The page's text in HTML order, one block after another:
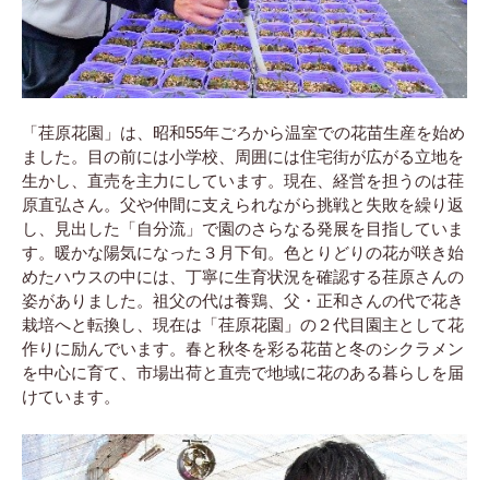
「荏原花園」は、昭和55年ごろから温室での花苗生産を始め
ました。目の前には小学校、周囲には住宅街が広がる立地を
生かし、直売を主力にしています。現在、経営を担うのは荏
原直弘さん。父や仲間に支えられながら挑戦と失敗を繰り返
し、見出した「自分流」で園のさらなる発展を目指していま
す。暖かな陽気になった３月下旬。色とりどりの花が咲き始
めたハウスの中には、丁寧に生育状況を確認する荏原さんの
姿がありました。祖父の代は養鶏、父・正和さんの代で花き
栽培へと転換し、現在は「荏原花園」の２代目園主として花
作りに励んでいます。春と秋冬を彩る花苗と冬のシクラメン
を中心に育て、市場出荷と直売で地域に花のある暮らしを届
けています。